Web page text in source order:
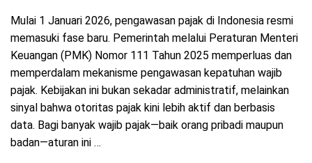
Mulai 1 Januari 2026, pengawasan pajak di Indonesia resmi
memasuki fase baru. Pemerintah melalui Peraturan Menteri
Keuangan (PMK) Nomor 111 Tahun 2025 memperluas dan
memperdalam mekanisme pengawasan kepatuhan wajib
pajak. Kebijakan ini bukan sekadar administratif, melainkan
sinyal bahwa otoritas pajak kini lebih aktif dan berbasis
data. Bagi banyak wajib pajak—baik orang pribadi maupun
badan—aturan ini …